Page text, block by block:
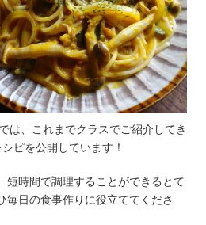
は、これまでクラスでご紹介してき
ピを公開しています！
短時間で調理することができるとて
毎日の食事作りに役立ててくださ